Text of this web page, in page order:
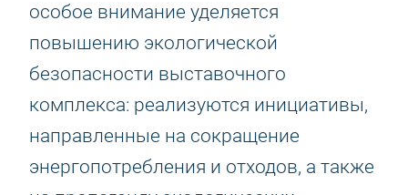
особое внимание уделяется
повышению экологической
безопасности выставочного
комплекса: реализуются инициативы,
направленные на сокращение
энергопотребления и отходов, а также